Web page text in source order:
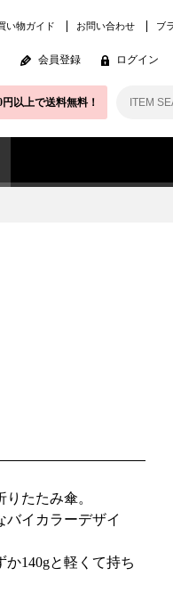
い物ガイド お問い合わせ ブ
会員登録 ログイン
円以上で送料無料！
たたみ傘。
バイカラーデザイ
140gと軽くて持ち